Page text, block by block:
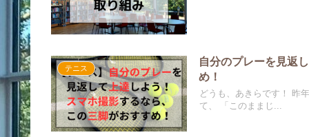
テニス
自分のプレーを見返
め！
どうも、あきらです！ 昨
て、 「このままじ...